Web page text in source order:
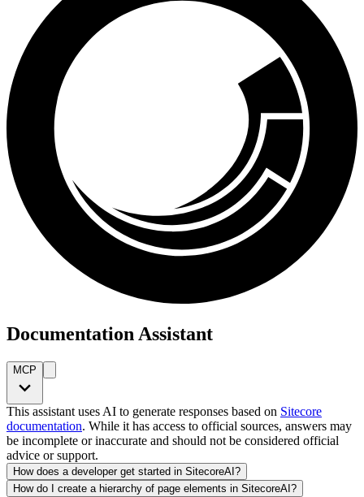
Documentation Assistant
MCP
This assistant uses AI to generate responses based on Sitecore
documentation. While it has access to official sources, answers may
be incomplete or inaccurate and should not be considered official
advice or support.
How does a developer get started in SitecoreAI?
How do I create a hierarchy of page elements in SitecoreAI?